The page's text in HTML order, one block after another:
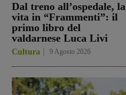
Dal treno all’ospedale, la
vita in “Frammenti”: il
primo libro del
valdarnese Luca Livi
Cultura 9 Agosto 2026